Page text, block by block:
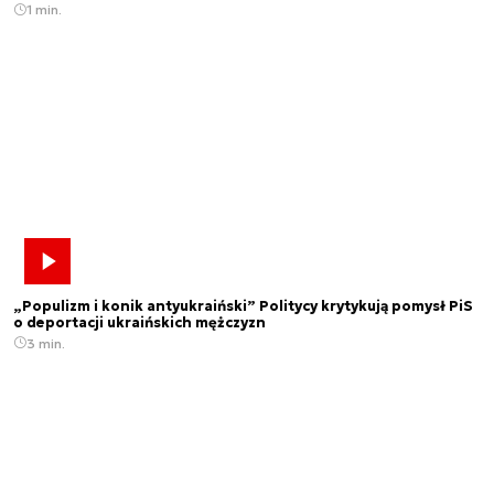
1 min.
„Populizm i konik antyukraiński” Politycy krytykują pomysł PiS
o deportacji ukraińskich mężczyzn
3 min.